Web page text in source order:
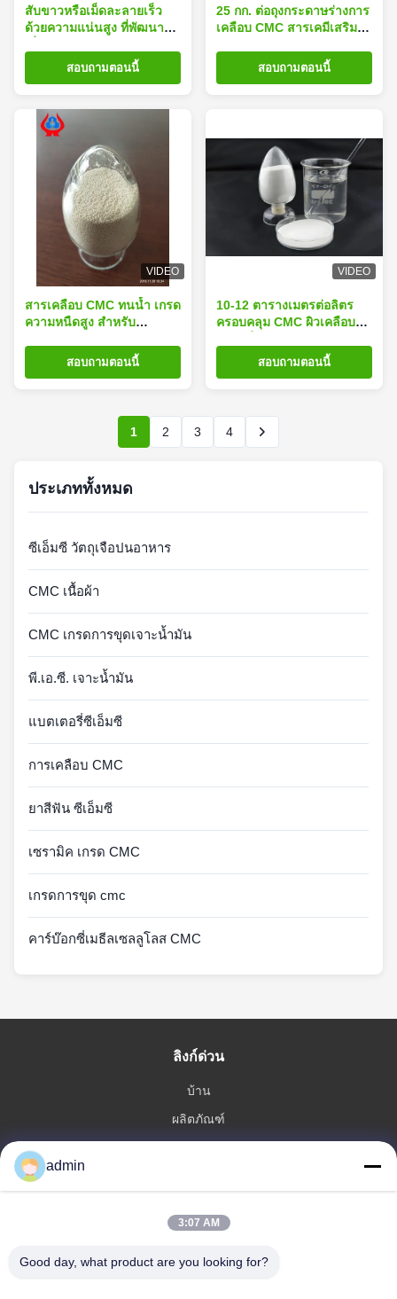
สับขาวหรือเม็ดละลายเร็ว
ด้วยความแน่นสูง ที่พัฒนา
สอบถามตอนนี้
25 กก. ต่อถุงกระดาษร่างการ
เคลือบ CMC สารเคมีเสริม
สำหรับอุตสาหกรรมกระดาษ
สอบถามตอนนี้
VIDEO
สารเคลือบ CMC ทนน้ำ เกรด
ความหนืดสูง สำหรับ
สอบถามตอนนี้
VIDEO
10-12 ตารางเมตรต่อลิตร
ครอบคลุม CMC ผิวเคลือบ
งานที่ดีกว่าสอบถามตอนนี้
1 2 3 4
ประเภททั้งหมด
ซีเอ็มซี วัตถุเจือปนอาหาร
CMC เนื้อผ้า
CMC เกรดการขุดเจาะน้ำมัน
พี.เอ.ซี. เจาะน้ำมัน
แบตเตอรี่ซีเอ็มซี
การเคลือบ CMC
ยาสีฟัน ซีเอ็มซี
เซรามิค เกรด CMC
เกรดการขุด cmc
คาร์บ๊อกซี่เมธีลเซลลูโลส CMC
ลิงก์ด่วน
บ้าน
ผลิตภัณฑ์
ควบคุมคุณภาพ
ติดต่อเรา
admin
3:07 AM
Good day, what product are you looking for?